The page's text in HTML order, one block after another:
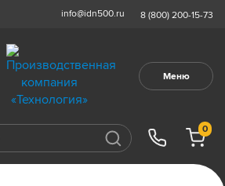
info@idn500.ru 8 (800) 200-15-73
Меню
0